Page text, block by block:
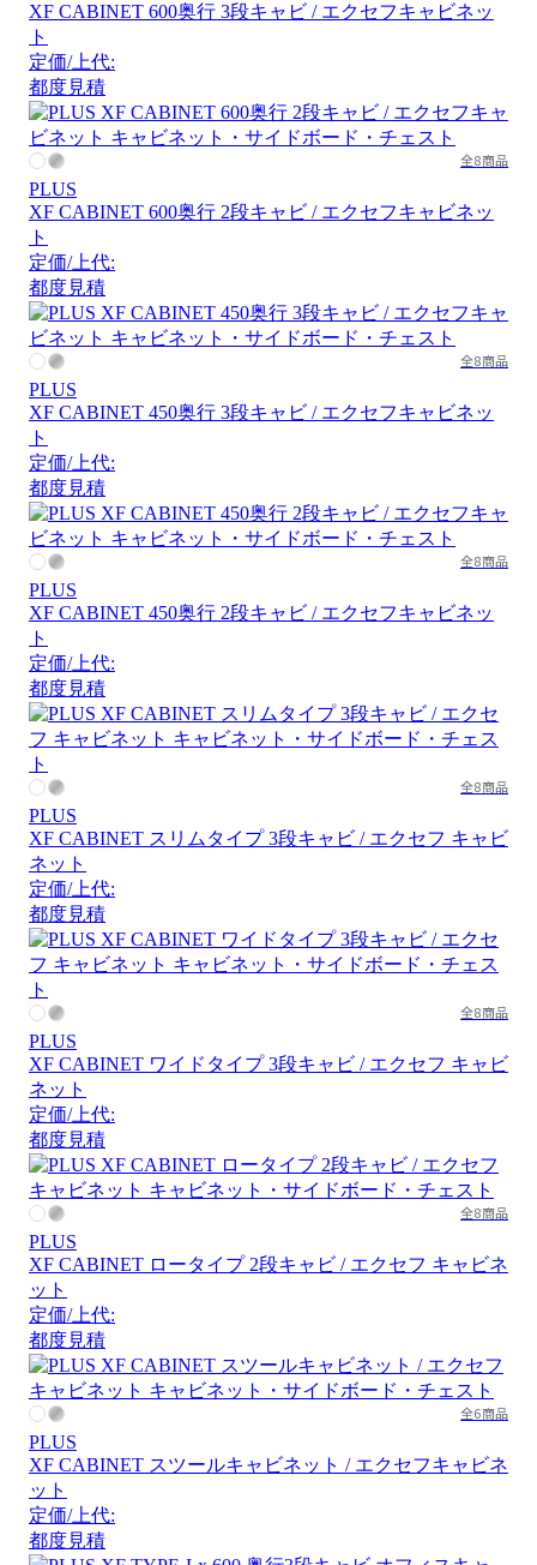
XF CABINET 600奥行 3段キャビ / エクセフキャビネッ
ト
定価/上代:
都度見積
全8商品
PLUS
XF CABINET 600奥行 2段キャビ / エクセフキャビネッ
ト
定価/上代:
都度見積
全8商品
PLUS
XF CABINET 450奥行 3段キャビ / エクセフキャビネッ
ト
定価/上代:
都度見積
全8商品
PLUS
XF CABINET 450奥行 2段キャビ / エクセフキャビネッ
ト
定価/上代:
都度見積
全8商品
PLUS
XF CABINET スリムタイプ 3段キャビ / エクセフ キャビ
ネット
定価/上代:
都度見積
全8商品
PLUS
XF CABINET ワイドタイプ 3段キャビ / エクセフ キャビ
ネット
定価/上代:
都度見積
全8商品
PLUS
XF CABINET ロータイプ 2段キャビ / エクセフ キャビネ
ット
定価/上代:
都度見積
全6商品
PLUS
XF CABINET スツールキャビネット / エクセフキャビネ
ット
定価/上代:
都度見積